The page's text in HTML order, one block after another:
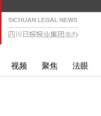
视频 聚焦 法眼